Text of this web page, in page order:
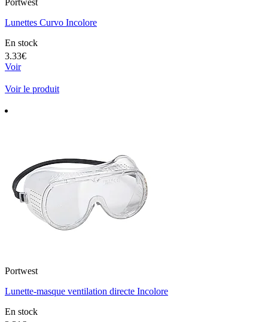
Lunettes Curvo Incolore
En stock
3.33€
Voir
Voir le produit
Portwest
Lunette-masque ventilation directe Incolore
En stock